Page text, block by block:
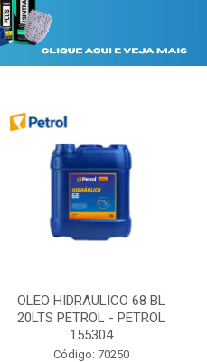
OLEO HIDRAULICO 68 BL
20LTS PETROL - PETROL
155304
Código: 70250